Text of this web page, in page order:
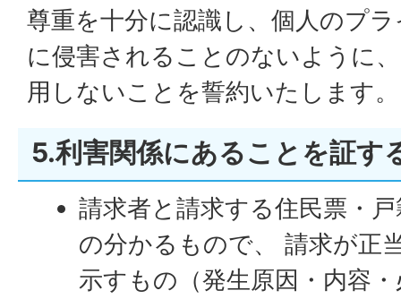
尊重を十分に認識し、個人のプ
に侵害されることのないように
用しないことを誓約いたします。
5.利害関係にあることを証す
請求者と請求する住民票・
の分かるもので、 請求が正
示すもの（発生原因・内容